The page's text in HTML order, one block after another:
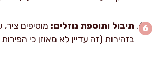
תיבול ותוספת נוזלים: מוסיפים
בזהירות (זה עדיין לא מאוזן כי